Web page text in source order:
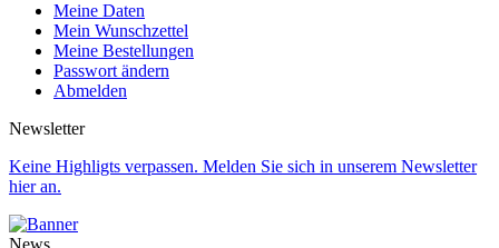
Meine Daten
Mein Wunschzettel
Meine Bestellungen
Passwort ändern
Abmelden
Newsletter
Keine Highligts verpassen. Melden Sie sich in unserem Newsletter
hier an.